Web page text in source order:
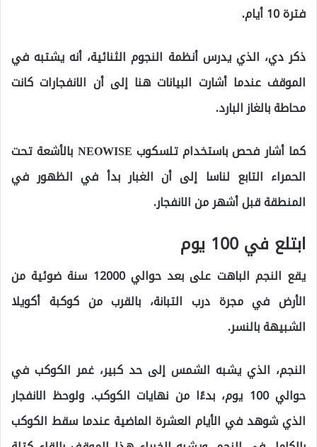
فترة 10 أيام.
ذكر دي، الذي يدرس أنظمة النجوم الثنائية، أنه يشتبه في
الموقف عندما أشارت البيانات هنا إلى أن الانفجارات كانت
محاطة بالغاز البارد.
كما أشار فحص باستخدام تلسكوب NEOWISE بالأشعة تحت
الحمراء التابع لناسا إلى أن الغبار بدأ في الظهور في
المنطقة قبل أشهر من الانفجار.
ابتلع في 100 يوم
يقع النجم الباهت على بعد حوالي 12000 سنة ضوئية من
الأرض في مجرة ​​درب التبانة، بالقرب من كوكبة أكويلا
الشبيهة بالنسر.
النجم، الذي يشبه الشمس إلى حد كبير، غمر الكوكب في
حوالي 100 يوم، بدءًا من نهايات الكوكب. ولوحظ الانفجار
الذي شوهد في الأيام العشرة الماضية عندما سقط الكوكب